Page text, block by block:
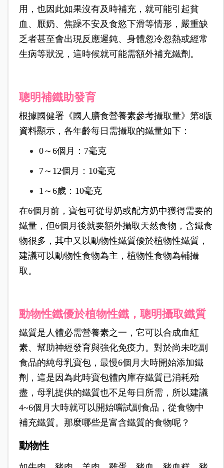
用，也因此如果沒有及時補充，就可能引起貧
血、厭奶、焦躁不安及食慾下滑等情形，嚴重缺
乏者甚至會出現反應遲鈍、身體忽冷忽熱或經常
生病等狀況，這時候就可能需額外補充鐵劑。
聰明補鐵助發育
根據國健署《國人膳食營養素參考攝取量》第8版
資料顯示，各年齡每日需攝取的鐵量如下：
0～6個月：7毫克
7～12個月：10毫克
1～6歲：10毫克
在6個月前，寶包可從母奶或配方奶中獲得需要的
鐵量，但6個月後就要額外攝取天然食物，含鐵食
物很多，其中又以動物性鐵質優於植物性鐵質，
建議可以動物性食物為主，植物性食物為輔攝
取。
動物性鐵優於植物性鐵，聰明攝取鐵質
鐵質是人體必需營養素之一，它可以合成血紅
素、幫助神經發育與強化免疫力。對於尚未吃副
食品的純母乳寶包，最慢6個月大時開始添加鐵
劑，這是因為此時寶包體內庫存鐵質已消耗殆
盡，母乳提供的鐵質也不足每日所需，所以建議
4~6個月大時就可以開始嚐試副食品，從食物中
補充鐵質。那麼哪些是富含鐵質的食物呢？
動物性